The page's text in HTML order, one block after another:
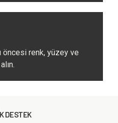
öncesi renk, yüzey ve
DESTEK